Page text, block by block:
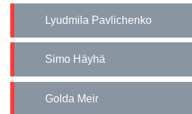
Lyudmila Pavlichenko
Simo Häyhä
Golda Meir